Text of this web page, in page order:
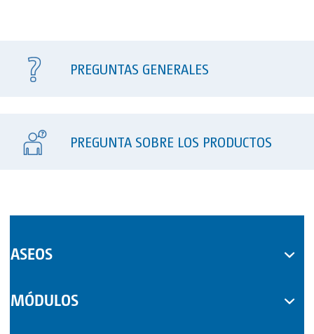
PREGUNTAS GENERALES
PREGUNTA SOBRE LOS PRODUCTOS
ASEOS
MÓDULOS